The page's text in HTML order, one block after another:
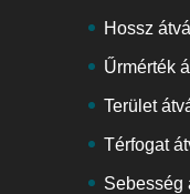
Hossz
Űrmérték
Terület
Térfogat
Sebesség